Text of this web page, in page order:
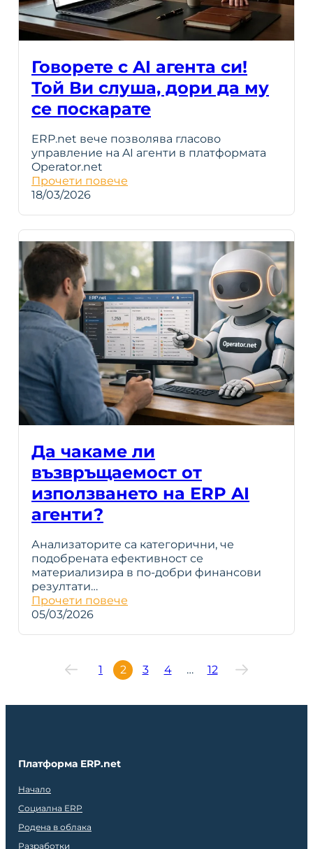
Говорете с AI агента си!
Той Ви слуша, дори да му
се поскарате
ERP.net вече позволява гласово
управление на AI агенти в платформата
Operator.net
Прочети повече
18/03/2026
Да чакаме ли
възвръщаемост от
използването на ERP AI
агенти?
Анализаторите са категорични, че
подобрената ефективност се
материализира в по-добри финансови
резултати…
Прочети повече
05/03/2026
1 2 3 4 … 12
Платформа ERP.net
Начало
Социална ERP
Родена в облака
Разработки